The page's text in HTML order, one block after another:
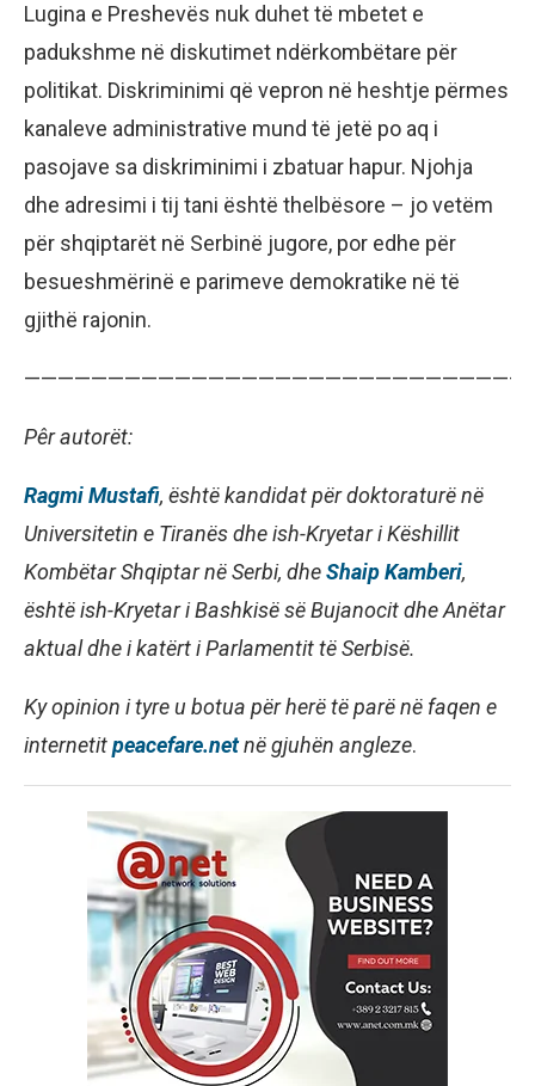
Lugina e Preshevës nuk duhet të mbetet e
padukshme në diskutimet ndërkombëtare për
politikat. Diskriminimi që vepron në heshtje përmes
kanaleve administrative mund të jetë po aq i
pasojave sa diskriminimi i zbatuar hapur. Njohja
dhe adresimi i tij tani është thelbësore – jo vetëm
për shqiptarët në Serbinë jugore, por edhe për
besueshmërinë e parimeve demokratike në të
gjithë rajonin.
Pêr autorët:
Ragmi Mustafi, është kandidat për doktoraturë në
Universitetin e Tiranës dhe ish-Kryetar i Këshillit
Kombëtar Shqiptar në Serbi, dheShaip Kamberi,
është ish-Kryetar i Bashkisë së Bujanocit dhe Anëtar
aktual dhe i katërt i Parlamentit të Serbisë.
Kyopinion i tyreu botua për herë të parë në faqen e
internetitpeacefare.netnë gjuhën angleze.